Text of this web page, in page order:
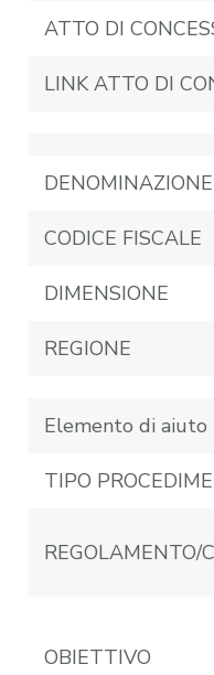
ATTO DI
LINK ATTO DI
DENOMINAZIONE
CODICE FISCALE
DIMENSIONE
REGIONE
Elemento di aiuto
TIPO
REGOLAMENTO/
OBIETTIVO